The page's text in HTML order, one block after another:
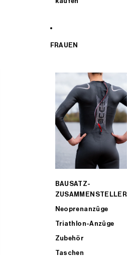
FRAUEN
BAUSATZ-
ZUSAMMENSTELLER
Neoprenanzüge
Triathlon-Anzüge
Zubehör
Taschen